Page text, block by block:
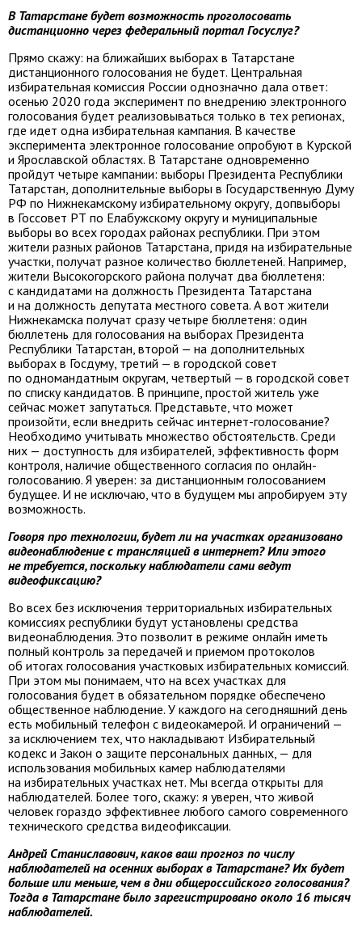
В Татарстане будет возможность проголосовать
дистанционно через федеральный портал Госуслуг?
Прямо скажу: на ближайших выборах в Татарстане
дистанционного голосования не будет. Центральная
избирательная комиссия России однозначно дала ответ:
осенью 2020 года эксперимент по внедрению электронного
голосования будет реализовываться только в тех регионах,
где идет одна избирательная кампания. В качестве
эксперимента электронное голосование опробуют в Курской
и Ярославской областях. В Татарстане одновременно
пройдут четыре кампании: выборы Президента Республики
Татарстан, дополнительные выборы в Государственную Думу
РФ по Нижнекамскому избирательному округу, допвыборы
в Госсовет РТ по Елабужскому округу и муниципальные
выборы во всех городах районах республики. При этом
жители разных районов Татарстана, придя на избирательные
участки, получат разное количество бюллетеней. Например,
жители Высокогорского района получат два бюллетеня:
с кандидатами на должность Президента Татарстана
и на должность депутата местного совета. А вот жители
Нижнекамска получат сразу четыре бюллетеня: один
бюллетень для голосования на выборах Президента
Республики Татарстан, второй — на дополнительных
выборах в Госдуму, третий — в городской совет
по одномандатным округам, четвертый — в городской совет
по списку кандидатов. В принципе, простой житель уже
сейчас может запутаться. Представьте, что может
произойти, если внедрить сейчас интернет-голосование?
Необходимо учитывать множество обстоятельств. Среди
них — доступность для избирателей, эффективность форм
контроля, наличие общественного согласия по онлайн-
голосованию. Я уверен: за дистанционным голосованием
будущее. И не исключаю, что в будущем мы апробируем эту
возможность.
Говоря про технологии, будет ли на участках организовано
видеонаблюдение с трансляцией в интернет? Или этого
не требуется, поскольку наблюдатели сами ведут
видеофиксацию?
Во всех без исключения территориальных избирательных
комиссиях республики будут установлены средства
видеонаблюдения. Это позволит в режиме онлайн иметь
полный контроль за передачей и приемом протоколов
об итогах голосования участковых избирательных комиссий.
При этом мы понимаем, что на всех участках для
голосования будет в обязательном порядке обеспечено
общественное наблюдение. У каждого на сегодняшний день
есть мобильный телефон с видеокамерой. И ограничений —
за исключением тех, что накладывают Избирательный
кодекс и Закон о защите персональных данных, — для
использования мобильных камер наблюдателями
на избирательных участках нет. Мы всегда открыты для
наблюдателей. Более того, скажу: я уверен, что живой
человек гораздо эффективнее любого самого современного
технического средства видеофиксации.
Андрей Станиславович, каков ваш прогноз по числу
наблюдателей на осенних выборах в Татарстане? Их будет
больше или меньше, чем в дни общероссийского голосования?
Тогда в Татарстане было зарегистрировано около 16 тысяч
наблюдателей.